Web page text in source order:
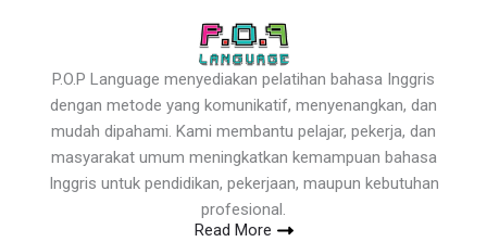
P.O.P Language menyediakan pelatihan bahasa Inggris
dengan metode yang komunikatif, menyenangkan, dan
mudah dipahami. Kami membantu pelajar, pekerja, dan
masyarakat umum meningkatkan kemampuan bahasa
Inggris untuk pendidikan, pekerjaan, maupun kebutuhan
profesional.
Read More